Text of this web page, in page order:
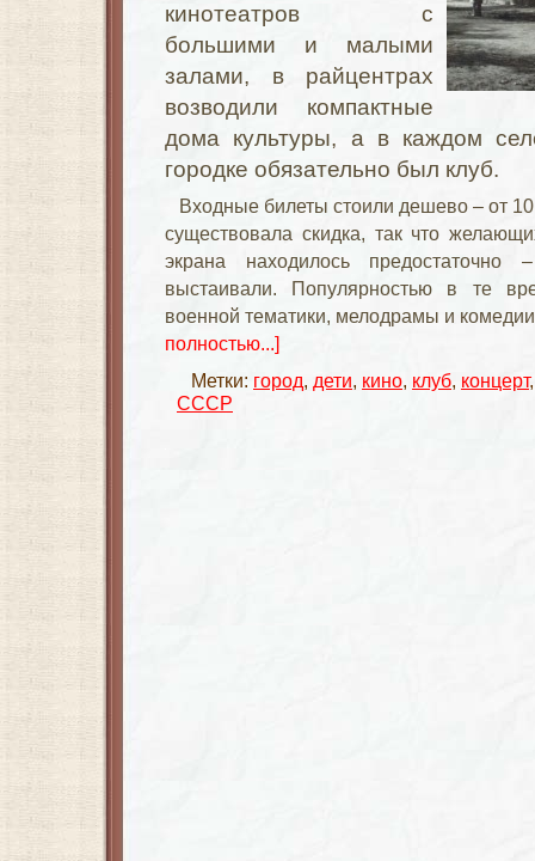
кинотеатров с
большими и малыми
залами, в райцентрах
возводили компактные
дома культуры, а в каждом
городке обязательно был клуб.
Входные билеты стоили дешево – от
существовала скидка, так что
экрана находилось
выстаивали. Популярностью в те
военной тематики, мелодрамы и
полностью...]
Метки: город, дети, кино, клуб, концерт
СССР